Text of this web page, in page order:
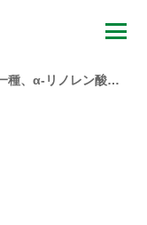
オメガ3脂肪酸の一種、α‐リノレン酸の機能性表示食品 肌の保湿力を高め、肌の潤いを保つ JOYL「AJINOMOTO 毎日